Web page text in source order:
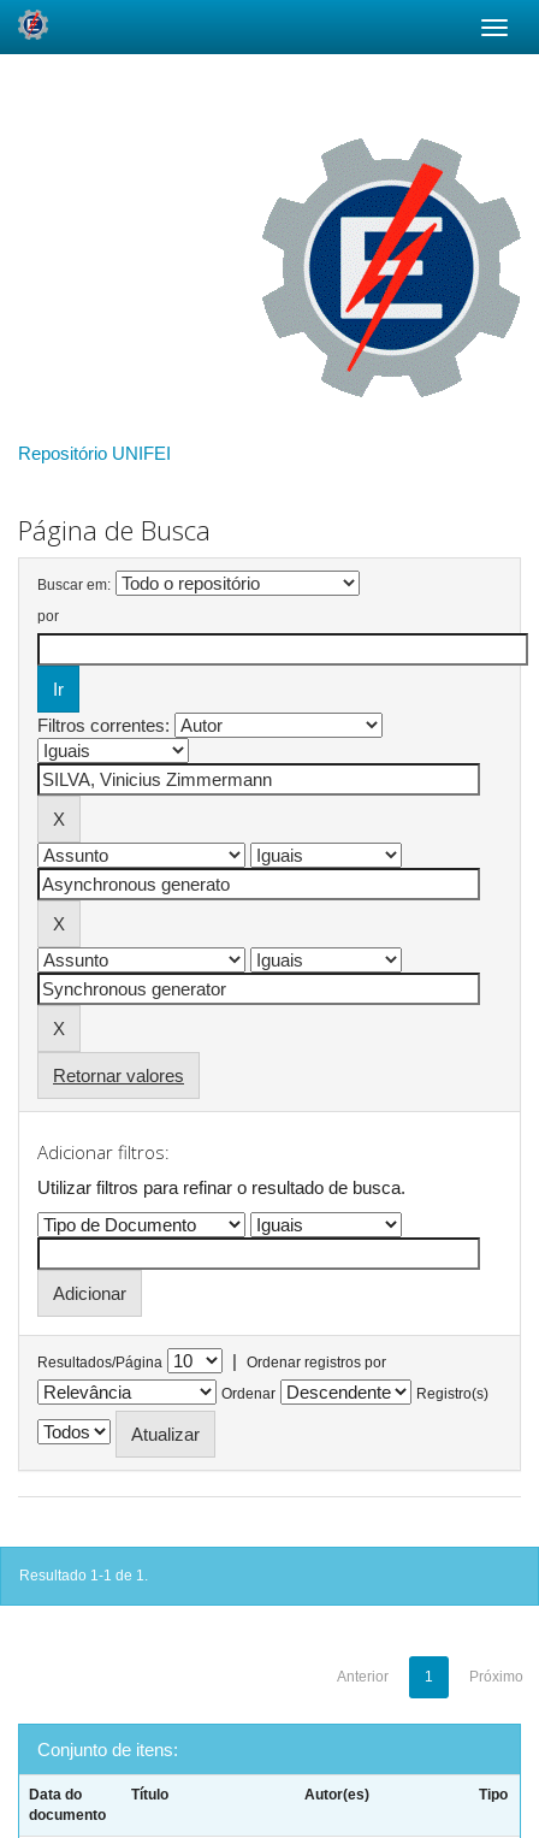
Repositório UNIFEI
Página de Busca
Buscar em:
por
Filtros correntes:
Retornar valores
Adicionar filtros:
Utilizar filtros para refinar o resultado de busca.
Resultados/Página |
Ordenar registros por
Ordenar
Registro(s)
Resultado 1-1 de 1.
Anterior 1 Próximo
Conjunto de itens:
Data do
documento
Título Autor(es) Tipo